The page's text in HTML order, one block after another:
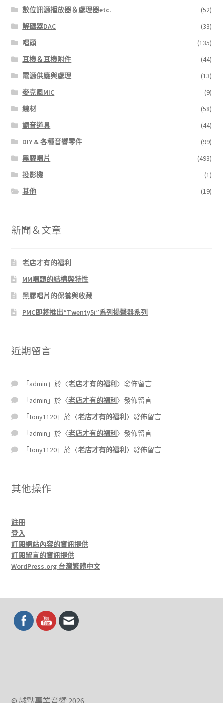
數位訊源播放器＆處理器etc.
(52)
解碼器DAC
(33)
唱頭
(135)
耳機＆耳機附件
(44)
電源供應與處理
(13)
麥克風MIC
(9)
線材
(58)
調音道具
(44)
DIY & 各種音響零件
(99)
黑膠唱片
(493)
投影機
(1)
其他
(19)
新聞＆文章
老店才有的福利
MM唱頭的結構與特性
黑膠唱片的保養與收藏
PMC即將推出“Twenty5i”系列揚聲器系列
近期留言
「admin 」於〈老店才有的福利 〉發佈留言
「admin 」於〈老店才有的福利 〉發佈留言
「tony1120 」於〈老店才有的福利 〉發佈留言
「admin 」於〈老店才有的福利 〉發佈留言
「tony1120 」於〈老店才有的福利 〉發佈留言
其他操作
註冊
登入
訂閱網站內容的資訊提供
訂閱留言的資訊提供
WordPress.org 台灣繁體中文
© 越點專業音響 2026